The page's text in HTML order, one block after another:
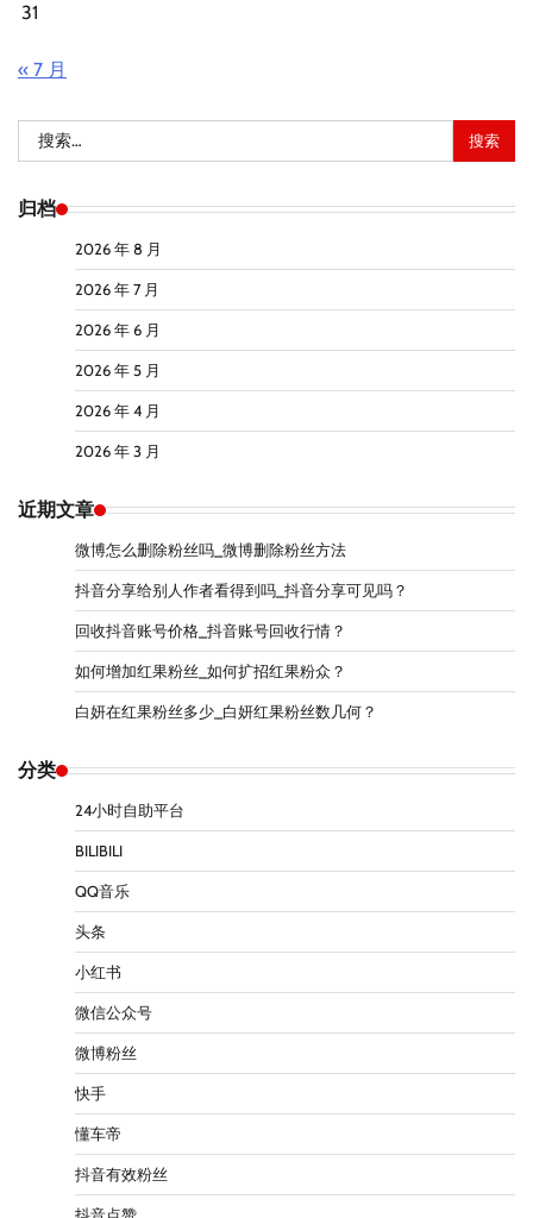
31
« 7 月
索：
归档
2026 年 8 月
2026 年 7 月
2026 年 6 月
2026 年 5 月
2026 年 4 月
2026 年 3 月
近期文章
微博怎么删除粉丝吗_微博删除粉丝方法
抖音分享给别人作者看得到吗_抖音分享可见吗？
回收抖音账号价格_抖音账号回收行情？
如何增加红果粉丝_如何扩招红果粉众？
白妍在红果粉丝多少_白妍红果粉丝数几何？
分类
24小时自助平台
BILIBILI
QQ音乐
头条
小红书
微信公众号
微博粉丝
快手
懂车帝
抖音有效粉丝